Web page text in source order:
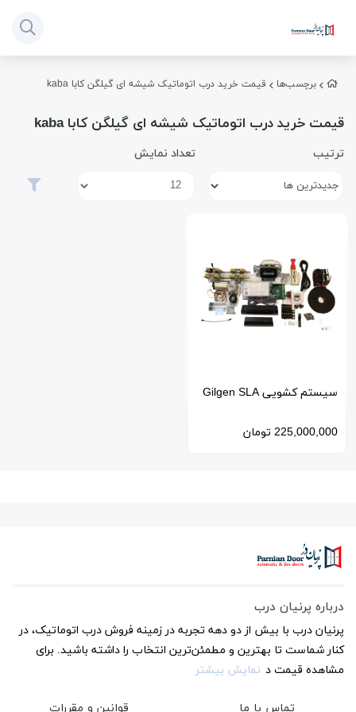
برچسب‌ها قیمت خرید درب اتوماتیک شیشه ای گیلگن کابا kaba
قیمت خرید درب اتوماتیک شیشه ای گیلگن کابا kaba
ترتیب تعداد نمایش
سیستم کشویی Gilgen SLA
سوئیس | برای ورودی‌های
225,000,000 تومان
درباره پرنیان درب
پرنیان درب با بیش از دو دهه تجربه در زمینه فروش درب اتوماتیک، در
کنار شماست تا بهترین و مطمئن‌ترین انتخاب را داشته باشید. برای
مشاهده قیمت د نمایش بیشتر
تماس با ما قوانین و مقررات